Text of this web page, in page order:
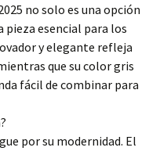
no solo es una opción
pieza esencial para los
y elegante refleja
que su color gris
fácil de combinar para
por su modernidad. El